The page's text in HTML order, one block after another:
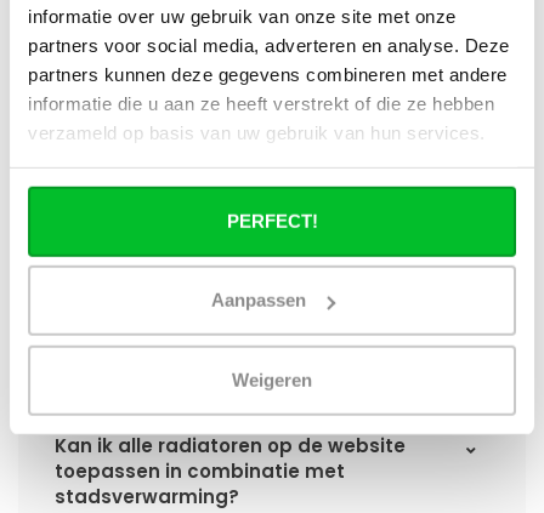
informatie over uw gebruik van onze site met onze
partners voor social media, adverteren en analyse. Deze
partners kunnen deze gegevens combineren met andere
informatie die u aan ze heeft verstrekt of die ze hebben
verzameld op basis van uw gebruik van hun services.
PERFECT!
Aanpassen
Weigeren
Kan ik mijn Smart thermostaatknop
aansluiten op de paneelradiatoren van
Radiator-Outlet?
Hoe bereken in de benodigde capaciteit
Wat is de levertijd van een
deze als ik een bestelling plaats?
Ik heb een (hybride) warmtepomp
installatie, kan ik alle radiatoren
gebruiken uit de website?
Kan ik alle radiatoren op de website
toepassen in combinatie met
stadsverwarming?